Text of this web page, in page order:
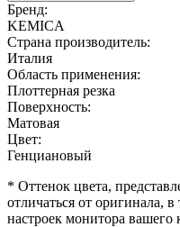
Бренд:
KEMICA
Страна производитель:
Италия
Область применения:
Плоттерная резка
Поверхность:
Матовая
Цвет:
Генциановый
* Оттенок цвета,
отличаться от оригинала,
настроек монитора вашего